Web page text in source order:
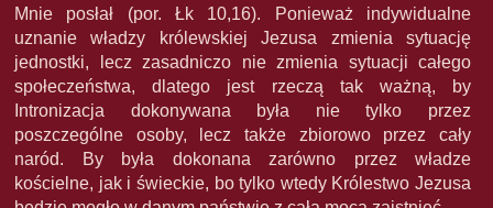
Mnie posłał (por. Łk 10,16). Ponieważ indywidualne
uznanie władzy królewskiej Jezusa zmienia sytuację
jednostki, lecz zasadniczo nie zmienia sytuacji całego
społeczeństwa, dlatego jest rzeczą tak ważną, by
Intronizacja dokonywana była nie tylko przez
poszczególne osoby, lecz także zbiorowo przez cały
naród. By była dokonana zarówno przez władze
kościelne, jak i świeckie, bo tylko wtedy Królestwo Jezusa